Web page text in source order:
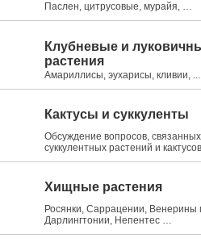
Паслен, цитрусовые, мурайя, …
Клубневые и
растения
Амариллисы, эухарисы, кливии, ...
Кактусы и суккуленты
Обсуждение вопросов,
суккулентных растений и кактусов
Хищные растения
Росянки, Саррацении, Венерины
Дарлингтонии, Непентес …